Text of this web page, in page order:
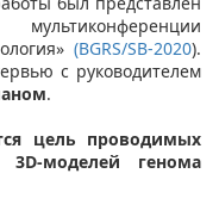
(BGRS/SB-2020).
с руководителем
.
цель проводимых
моделей генома